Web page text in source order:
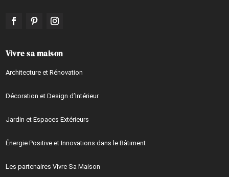
Vivre sa maison
Architecture et Rénovation
Décoration et Design d’Intérieur
Jardin et Espaces Extérieurs
Énergie Positive et Innovations dans le Bâtiment
Les partenaires Vivre Sa Maison